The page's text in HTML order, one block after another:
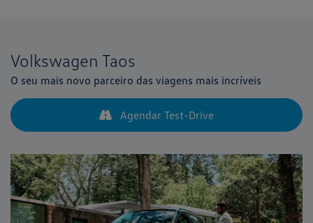
Volkswagen Taos
O seu mais novo parceiro das viagens mais incríveis
Agendar Test-Drive